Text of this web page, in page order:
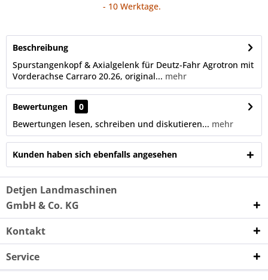
- 10 Werktage.
Beschreibung
Spurstangenkopf & Axialgelenk für Deutz-Fahr Agrotron mit
Vorderachse Carraro 20.26, original... mehr
Bewertungen
0
Bewertungen lesen, schreiben und diskutieren... mehr
Kunden haben sich ebenfalls angesehen
Detjen Landmaschinen
GmbH & Co. KG
Kontakt
Service